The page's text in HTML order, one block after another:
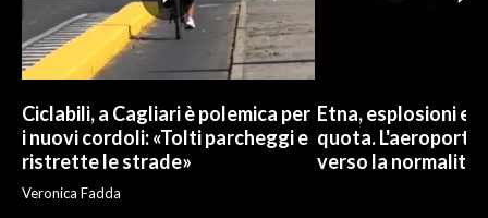
Ciclabili, a Cagliari è polemica per
i nuovi cordoli: «Tolti parcheggi e
ristrette le strade»
Veronica Fadda
Etna, esplosioni e
quota. L'aeroporto
verso la normalità